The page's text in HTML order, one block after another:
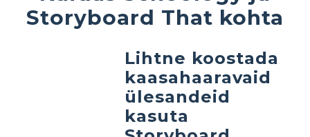
Storyboard That kohta
Lihtne koostada
kaasahaaravaid
ülesandeid
kasuta